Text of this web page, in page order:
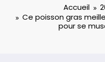
Accueil
Ce poisson gras
pour se